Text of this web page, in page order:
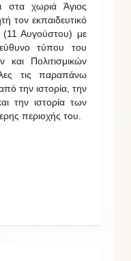
στα χωριά Άγιος
τον εκπαιδευτικό
Αυγούστου) με
τύπου του
και Πολιτισμικών
τις παραπάνω
την ιστορία, την
την ιστορία των
περιοχής του.